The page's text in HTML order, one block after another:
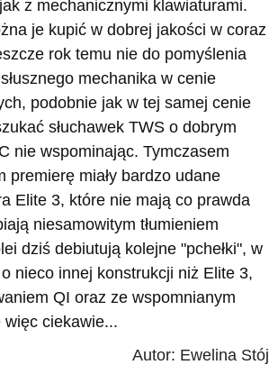
z mechanicznymi klawiaturami.
je kupić w dobrej jakości w coraz
rok temu nie do pomyślenia
mechanika w cenie
podobnie jak w tej samej cenie
słuchawek TWS o dobrym
nie wspominając. Tymczasem
premierę miały bardzo udane
Elite 3, które nie mają co prawda
niesamowitym tłumieniem
dziś debiutują kolejne "pchełki", w
nieco innej konstrukcji niż Elite 3,
QI oraz ze wspomnianym
ciekawie...
Autor: Ewelina Stój